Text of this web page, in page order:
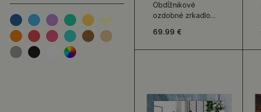
Obdĺžnikové
ozdobné zrkadlo
kompozícia
69.99 €